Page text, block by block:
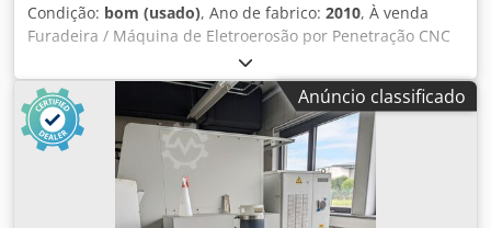
Condição: bom (usado), Ano de fabrico: 2010, À venda
Furadeira / Máquina de Eletroerosão por Penetração CNC
de 5 Eixos – OCEAN Technologies OCT-90120CA (2010) 📝
DESCRIÇÃO Dsdpfozrfpxjx Adkjck À venda: Máquina de
eletroerosão por perfuração/penetração de alta precisão
com 5 eixos CNC, da marca OCEAN Technologies Co., Ltd.,
modelo OCT-90120CA. Máquina industrial de grande
capacidade, ideal para a perfuração rápida de furos
profundos e o usinagem de moldes complexos nos setores
de moldagem, aeronáutico e mecânica de precisão. ⚙️
Anúncio classificado